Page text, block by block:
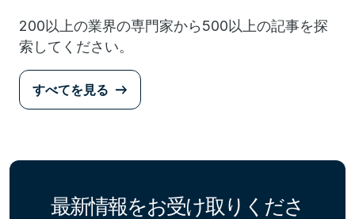
200以上の業界の専門家から500以上の記事を探
索してください。
すべてを見る
最新情報をお受け取りくださ